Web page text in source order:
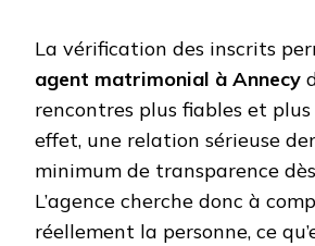
La vérification des inscrits
agent matrimonial à Annecy
rencontres plus fiables et plus
effet, une relation sérieuse
minimum de transparence
L’agence cherche donc à
réellement la personne, ce